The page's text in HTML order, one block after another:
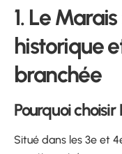
1. Le
historique
branchée
Pourquoi
Situé dans les 3e et